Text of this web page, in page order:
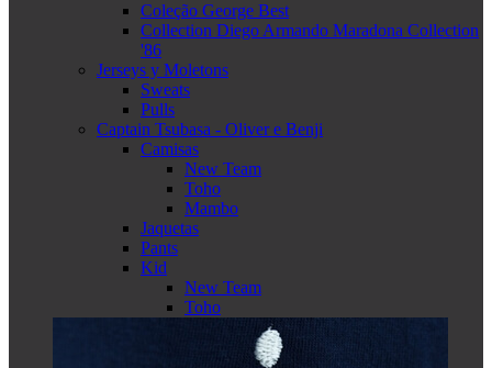
Coleção George Best
Collection Diego Armando Maradona Collection
'86
Jerseys y Moletons
Sweats
Pulls
Captain Tsubasa - Oliver e Benji
Camisas
New Team
Toho
Mambo
Jaquetas
Pants
Kid
New Team
Toho